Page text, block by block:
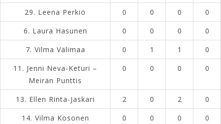
29. Leena Perkiö 0 0 0
0
6. Laura Hasunen 0 0 0
0
7. Vilma Välimaa 0 1 1
0
11. Jenni Neva-Keturi –
Meirän Punttis
0 0 0 0
13. Ellen Rinta-Jaskari 2 0 2
0
14. Vilma Kosonen 0 0 0
0